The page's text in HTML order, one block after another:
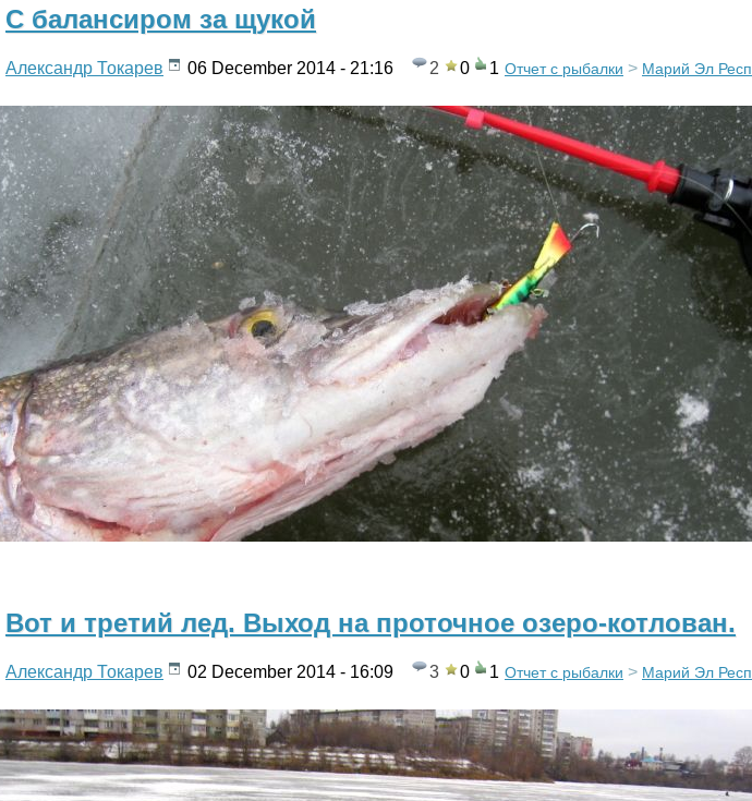
S
H
»
С балансиром за щукой
Александр Токарев 06 December 2014 - 21:16 2 0 1 Отчет с рыбалки > Марий Эл Респ.
Вот и третий лед. Выход на проточное озеро-котлован.
Александр Токарев 02 December 2014 - 16:09 3 0 1 Отчет с рыбалки > Марий Эл Респ.